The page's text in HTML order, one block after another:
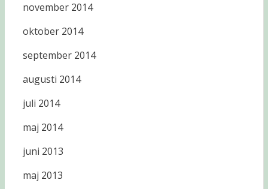
november 2014
oktober 2014
september 2014
augusti 2014
juli 2014
maj 2014
juni 2013
maj 2013